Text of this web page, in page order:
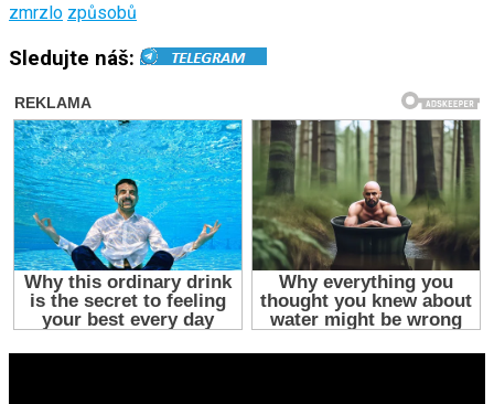
zmrzlo způsobů
Sledujte náš: